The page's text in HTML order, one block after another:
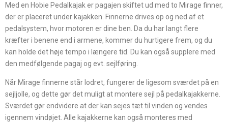
Med en Hobie Pedalkajak er pagajen skiftet ud med to Mirage finner,
der er placeretunder kajakken. Finnerne drives op og ned af et
pedalsystem, hvor motoren er dine ben. Da du har langt flere
kræfter i benene end i armene, kommer du hurtigere frem, og du
kan holde det høje tempo i længere tid. Du kan også supplere med
den medfølgende pagaj og evt. sejlføring.
Når Mirage finnerne står lodret, fungerer de ligesom sværdet på en
sejljolle, og dette gør det muligt at montere sejl på pedalkajakkerne.
Sværdet gør endvidere at der kan sejes tæt til vinden og vendes
igennem vindøjet. Alle kajakkerne kan også monteres med